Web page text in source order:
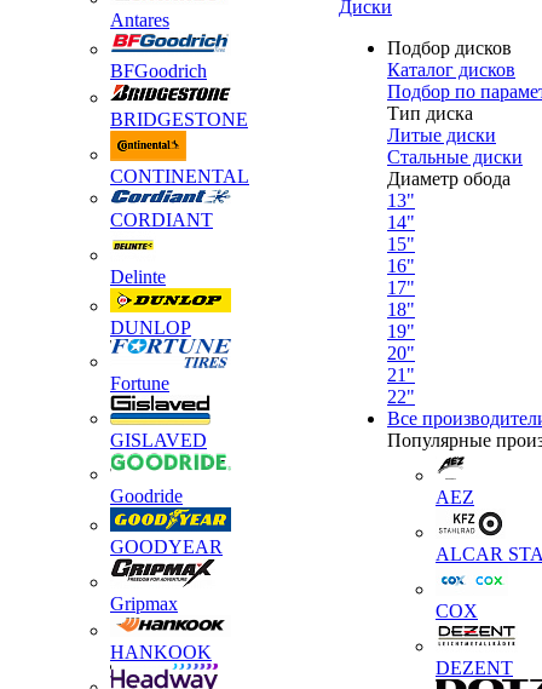
Antares
BFGoodrich
BRIDGESTONE
CONTINENTAL
CORDIANT
Delinte
DUNLOP
Fortune
GISLAVED
Goodride
GOODYEAR
Gripmax
HANKOOK
Диски
Подбор дисков
Каталог дисков
Подбор по
Тип диска
Литые диски
Стальные диски
Диаметр обода
13"
14"
15"
16"
17"
18"
19"
20"
21"
22"
Все
Популярные
AEZ
ALCAR
COX
DEZENT